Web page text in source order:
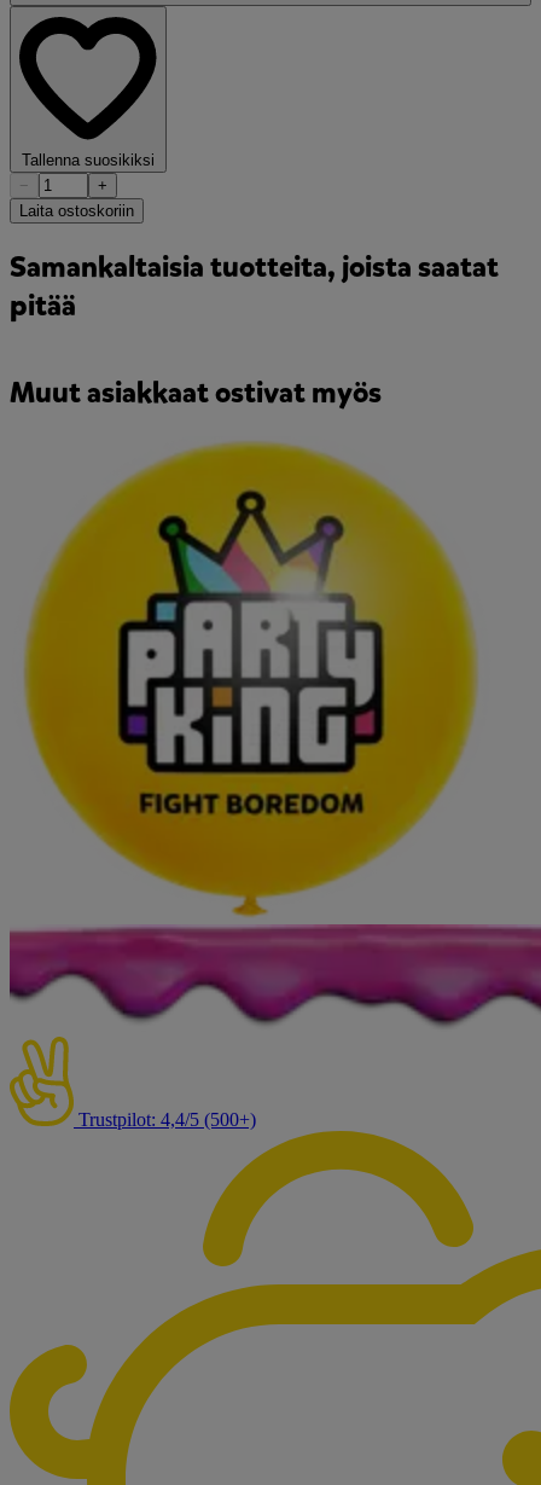
Tallenna suosikiksi
−
+
Laita ostoskoriin
Samankaltaisia tuotteita, joista saatat
pitää
Muut asiakkaat ostivat myös
Trustpilot: 4,4/5 (500+)